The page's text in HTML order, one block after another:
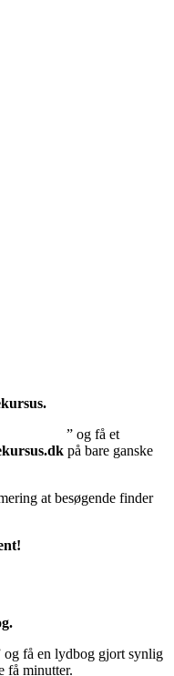
” og få et
på bare ganske
at besøgende finder
og få en lydbog gjort synlig
få minutter.